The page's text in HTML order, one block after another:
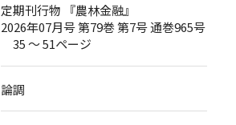
定期刊行物 『農林金融』
2026年07月号 第79巻 第7号 通巻965号
35 ～ 51ページ
論調